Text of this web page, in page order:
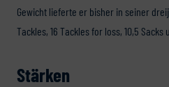
Gewicht lieferte er bisher in seiner
Tackles, 16 Tackles for loss, 10,5
Stärken